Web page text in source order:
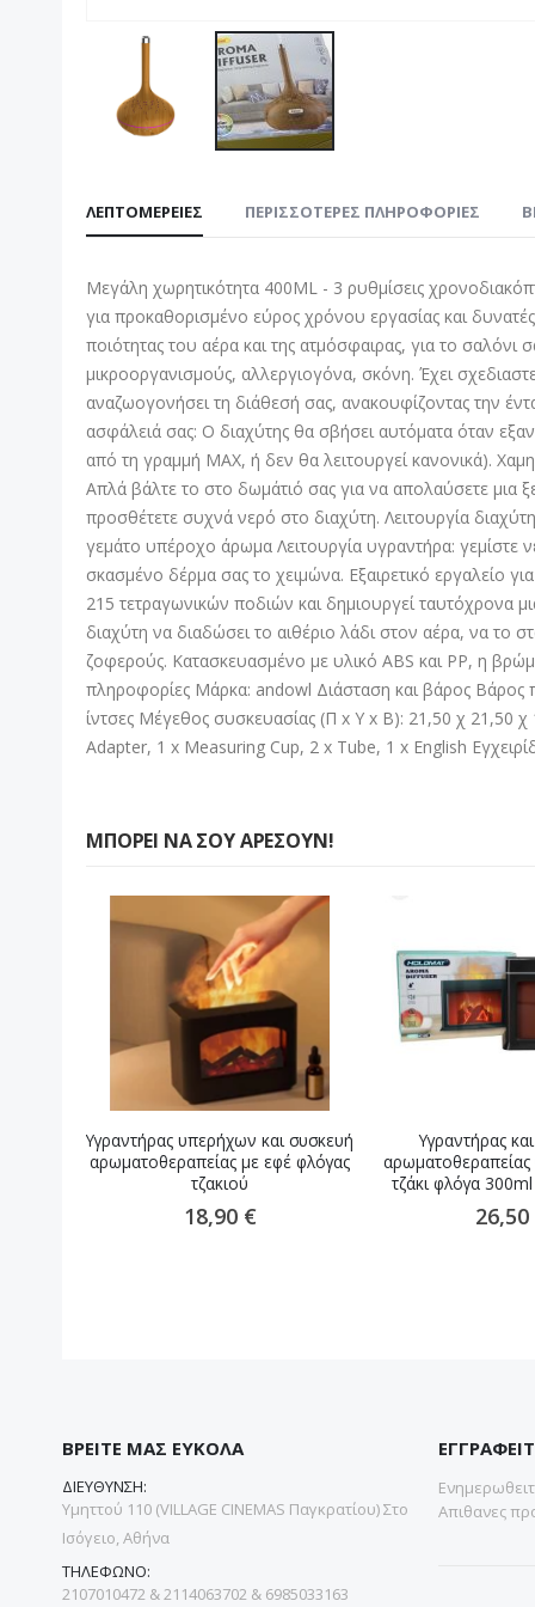
αρχή
συλλογής
ΛΕΠΤΟΜΈΡΕΙΕΣ
Μεγάλη χωρητικότητα 400ML - 3 ρυθμίσεις
για προκαθορισμένο εύρος χρόνου εργασίας και
ποιότητας του αέρα και της ατμόσφαιρας, για το
μικροοργανισμούς, αλλεργιογόνα, σκόνη. Έχει
αναζωογονήσει τη διάθεσή σας, ανακουφίζοντας την
ασφάλειά σας: Ο διαχύτης θα σβήσει αυτόματα όταν
από τη γραμμή MAX, ή δεν θα λειτουργεί κανονικά).
Απλά βάλτε το στο δωμάτιό σας για να απολαύσετε μια
προσθέτετε συχνά νερό στο διαχύτη. Λειτουργία
γεμάτο υπέροχο άρωμα Λειτουργία υγραντήρα: γεμίστε
σκασμένο δέρμα σας το χειμώνα. Εξαιρετικό εργαλείο
215 τετραγωνικών ποδιών και δημιουργεί ταυτόχρονα
διαχύτη να διαδώσει το αιθέριο λάδι στον αέρα, να το
ζοφερούς. Κατασκευασμένο με υλικό ABS και PP, η
πληροφορίες Μάρκα: andowl Διάσταση και βάρος
ίντσες Μέγεθος συσκευασίας (Π x Υ x Β): 21,50 χ 21,50
Adapter, 1 x Measuring Cup, 2 x Tube, 1 x English
ΠΕΡΙΣΣΌΤΕΡΕΣ ΠΛΗΡΟΦΟΡΊΕΣ
ΜΠΟΡΕΊ ΝΑ ΣΟΥ ΑΡΈΣΟΥΝ!
Υγραντήρας υπερήχων και συσκευή
αρωματοθεραπείας με εφέ φλόγας
τζακιού
18,90 €
Υγραντήρας
τζάκι φλόγα
26,50
ΒΡΕΙΤΕ ΜΑΣ ΕΥΚΟΛΑ
ΔΙΕΥΘΥΝΣΗ:
Υμηττού 110 (VILLAGE CINEMAS Παγκρατίου) Στο
Ισόγειο, Αθήνα
ΤΗΛΕΦΩΝΟ:
2107010472 & 2114063702 & 6985033163
Απιθανες